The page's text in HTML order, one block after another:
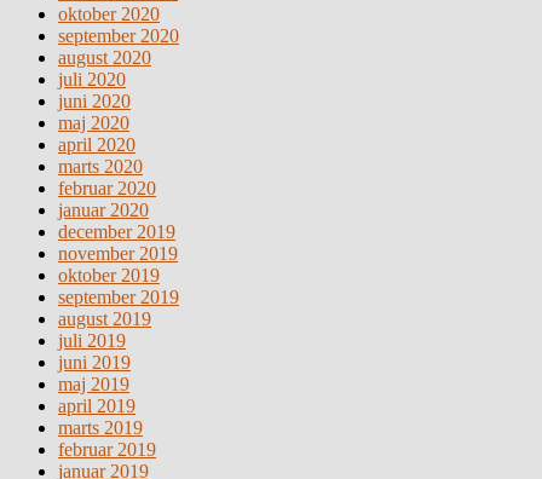
oktober 2020
september 2020
august 2020
juli 2020
juni 2020
maj 2020
april 2020
marts 2020
februar 2020
januar 2020
december 2019
november 2019
oktober 2019
september 2019
august 2019
juli 2019
juni 2019
maj 2019
april 2019
marts 2019
februar 2019
januar 2019